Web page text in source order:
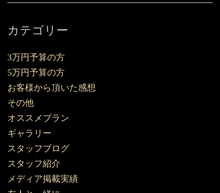
カテゴリー
3万円予算の方
5万円予算の方
お客様から頂いた感想
その他
オススメプラン
ギャラリー
スタッフブログ
スタッフ紹介
メディア掲載実績